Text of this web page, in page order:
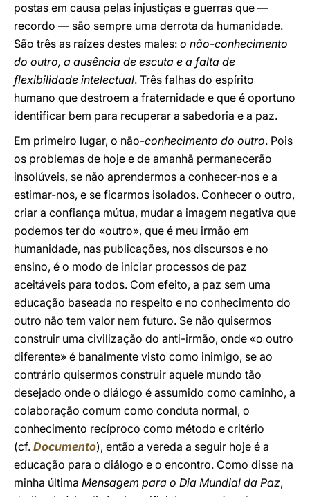
postas em causa pelas injustiças e guerras que —
recordo — são sempre uma derrota da humanidade.
São três as raízes destes males: o não-conhecimento
do outro, a ausência de escuta e a falta de
flexibilidade intelectual. Três falhas do espírito
humano que destroem a fraternidade e que é oportuno
identificar bem para recuperar a sabedoria e a paz.
Em primeiro lugar, o não-conhecimento do outro. Pois
os problemas de hoje e de amanhã permanecerão
insolúveis, se não aprendermos a conhecer-nos e a
estimar-nos, e se ficarmos isolados. Conhecer o outro,
criar a confiança mútua, mudar a imagem negativa que
podemos ter do «outro», que é meu irmão em
humanidade, nas publicações, nos discursos e no
ensino, é o modo de iniciar processos de paz
aceitáveis para todos. Com efeito, a paz sem uma
educação baseada no respeito e no conhecimento do
outro não tem valor nem futuro. Se não quisermos
construir uma civilização do anti-irmão, onde «o outro
diferente» é banalmente visto como inimigo, se ao
contrário quisermos construir aquele mundo tão
desejado onde o diálogo é assumido como caminho, a
colaboração comum como conduta normal, o
conhecimento recíproco como método e critério
(cf. Documento), então a vereda a seguir hoje é a
educação para o diálogo e o encontro. Como disse na
minha última Mensagem para o Dia Mundial da Paz,